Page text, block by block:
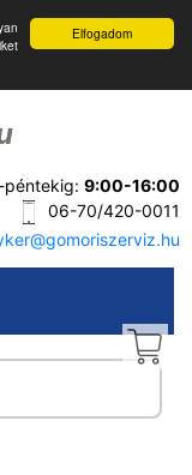
Elfogadom
9:00-16:00
06-70/420-0011